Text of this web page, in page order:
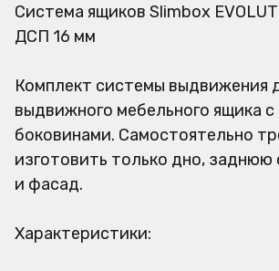
Система ящиков Slimbox
ДСП 16 мм
Комплект системы выдвижения
выдвижного мебельного ящика
боковинами. Самостоятельно
изготовить только дно, заднюю
и фасад.
Характеристики: